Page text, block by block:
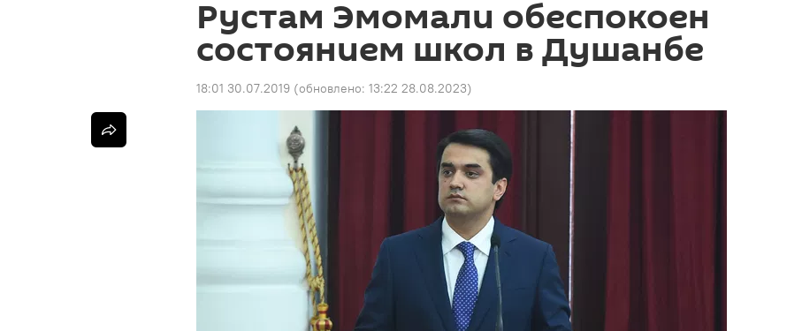
Рустам Эмомали обеспокоен
состоянием школ в Душанбе
18:01 30.07.2019 (обновлено: 13:22 28.08.2023)